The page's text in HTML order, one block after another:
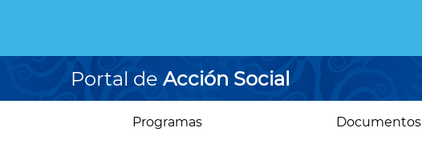
Portal de Acción Social
Programas Documentos